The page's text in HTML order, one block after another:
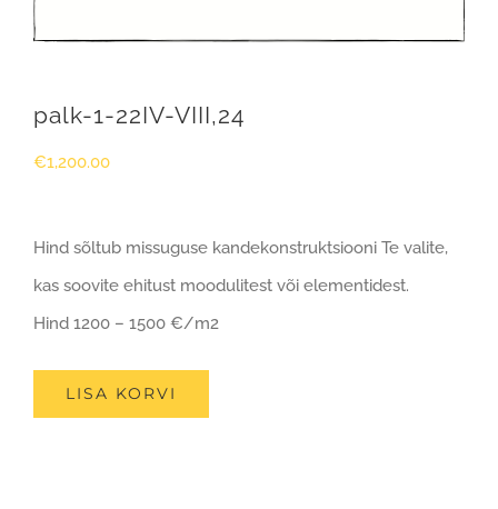
palk-1-22IV-VIII,24
€1,200.00
Hind sõltub missuguse kandekonstruktsiooni Te valite,
kas soovite ehitust moodulitest või elementidest.
Hind 1200 – 1500 €/m2
LISA KORVI